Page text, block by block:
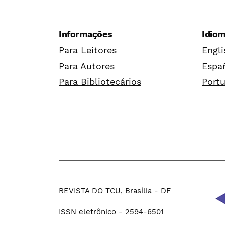
Informações
Para Leitores
Para Autores
Para Bibliotecários
REVISTA DO TCU, Brasília - DF
ISSN eletrônico - 2594-6501